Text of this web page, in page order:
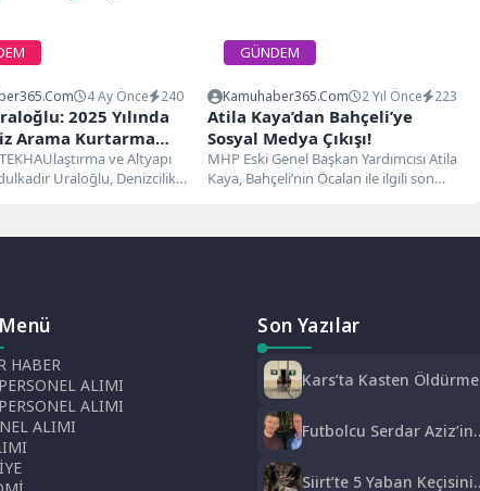
4 Ay Önce 240
2025 Yılında
Arama Kurtarma
Gerçekleştirildi
ve Altyapı
Uraloğlu, Denizcilik
GÜNDEM
Kamuhaber365.com 2 Yıl Önce 223
Atila Kaya’dan Bahçeli’ye
Sosyal Medya Çıkışı!
MHP Eski Genel Başkan Yardımcısı Atila
Kaya, Bahçeli’nin Öcalan ile ilgili son
HABER
ALIMI
ALIMI
ALIMI
Son Yazılar
Kars’ta Kasten Öldürme
JASAT Operasyonuyla
Yakalandı
Futbolcu Serdar Aziz’in
Kaybetti
Siirt’te 5 Yaban Keçisini